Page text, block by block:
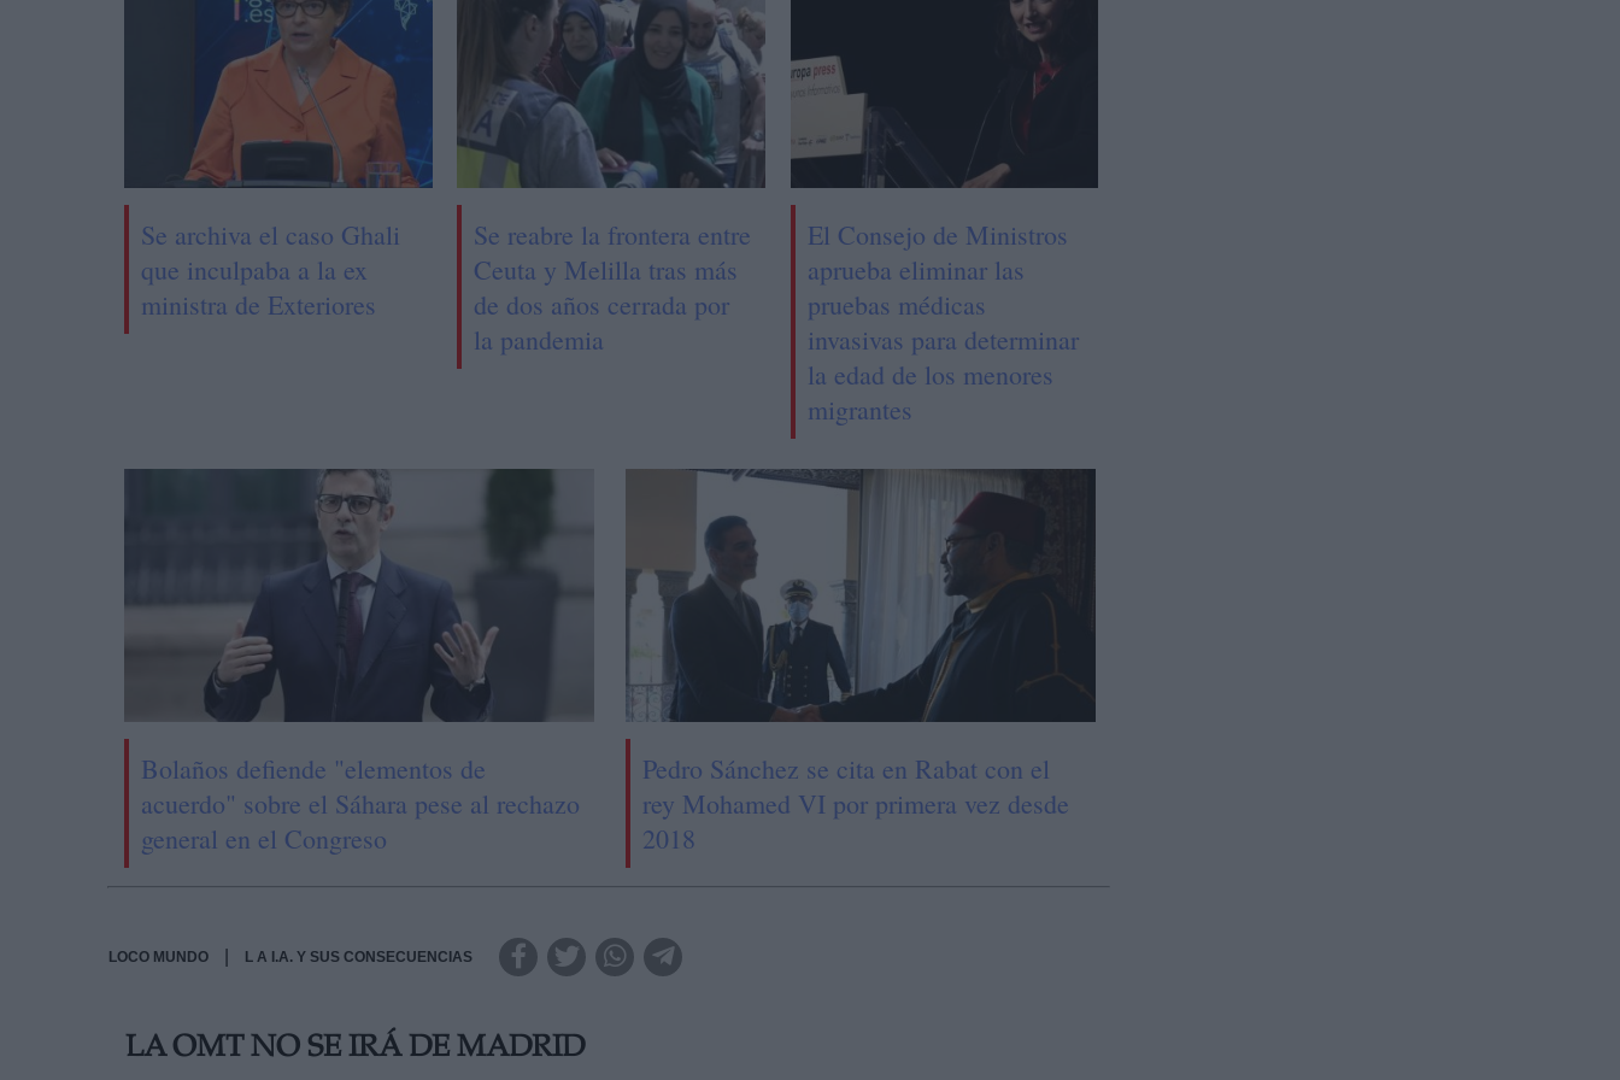
Se archiva el caso Ghali
que inculpaba a la ex
ministra de Exteriores
Se reabre la frontera entre
Ceuta y Melilla tras más
de dos años cerrada por
la pandemia
El Consejo de Ministros
aprueba eliminar las
pruebas médicas
invasivas para determinar
la edad de los menores
migrantes
Bolaños defiende "elementos de
acuerdo" sobre el Sáhara pese al rechazo
general en el Congreso
Pedro Sánchez se cita en Rabat con el
rey Mohamed VI por primera vez desde
2018
LOCO MUNDO L A I.A. Y SUS CONSECUENCIAS
LA OMT NO SE IRÁ DE MADRID